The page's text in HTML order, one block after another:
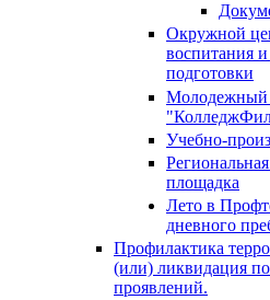
Окружной
воспитания
подготовки
Молодежный
Учебно-
площадка
Лето в
дневного
Профилактика
(или) ликвидация
проявлений.